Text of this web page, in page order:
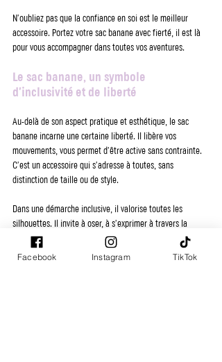
N’oubliez pas que la confiance en soi est le meilleur
accessoire. Portez votre sac banane avec fierté, il est là
pour vous accompagner dans toutes vos aventures.
Le sac banane, un symbole
d’inclusivité et de liberté
Au-delà de son aspect pratique et esthétique, le sac
banane incarne une certaine liberté. Il libère vos
mouvements, vous permet d’être active sans contrainte.
C’est un accessoire qui s’adresse à toutes, sans
distinction de taille ou de style.
Dans une démarche inclusive, il valorise toutes les
silhouettes. Il invite à oser, à s’exprimer à travers la
mode. Le Studio de Lucie P s’engage à proposer des
pièces qui célèbrent cette diversité. Le sac banane
Facebook Instagram TikTok